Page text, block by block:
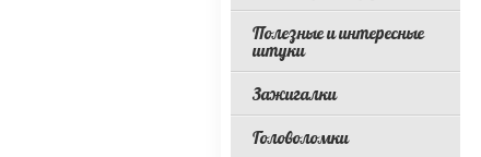
Полезные и интересные
штуки
Зажигалки
Головоломки